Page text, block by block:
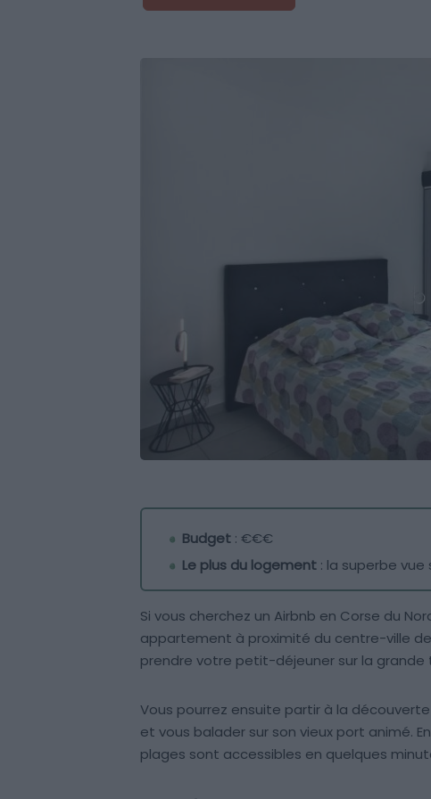
Budget : €€€
Le plus du logement : la superbe vue
Si vous cherchez un Airbnb en Corse du
appartement à proximité du centre-ville
prendre votre petit-déjeuner sur la
Vous pourrez ensuite partir à la
et vous balader sur son vieux port animé.
plages sont accessibles en quelques